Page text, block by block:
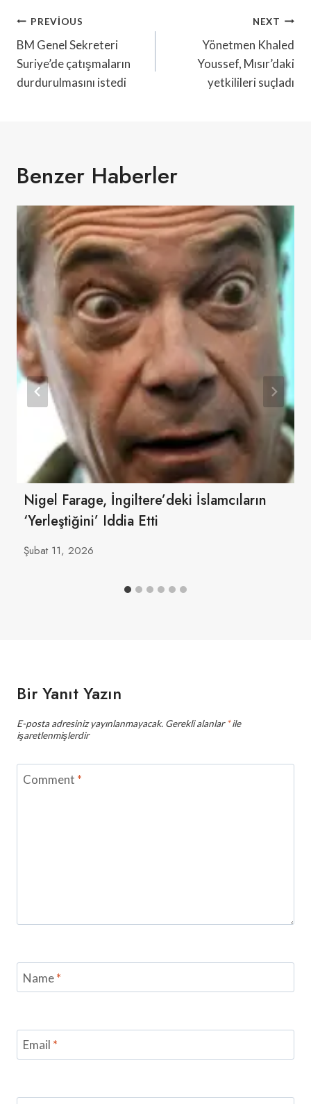
Yazı
Gezinmesi
PREVIOUS
BM Genel Sekreteri
Suriye’de çatışmaların
durdurulmasını istedi
NEXT
Yönetmen Khaled
Youssef, Mısır’daki
yetkilileri suçladı
Benzer Haberler
Nigel Farage, İngiltere’deki İslamcıların
‘yerleştiğini’ Iddia Etti
Şubat 11, 2026
Bir Yanıt Yazın
E-posta adresiniz yayınlanmayacak. Gerekli alanlar*ile
işaretlenmişlerdir
Comment *
Name*
Email *